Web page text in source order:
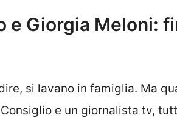
e Giorgia Meloni:
si lavano in famiglia. Ma
e un giornalista tv,